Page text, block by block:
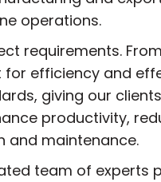
operations.
requirements.
efficiency and
giving our
productivity,
and maintenance.
team of experts